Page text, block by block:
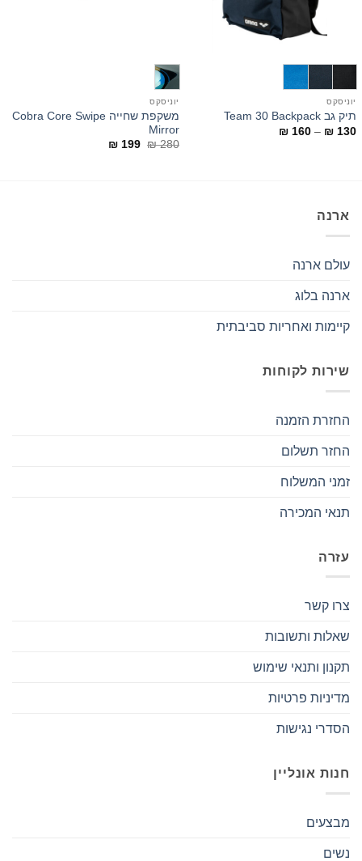
יוניסקס
תיק גב Team 30 Backpack
₪ 130
–
₪ 160
יוניסקס
משקפת שחייה Cobra Core Swipe
Mirror
₪280
המחיר
₪199
ארנה
עולם ארנה
ארנה בלוג
קיימות ואחריות סביבתית
שירות לקוחות
החזרת הזמנה
החזר תשלום
זמני המשלוח
תנאי המכירה
עזרה
צרו קשר
שאלות ותשובות
תקנון ותנאי שימוש
מדיניות פרטיות
הסדרי נגישות
חנות אונליין
מבצעים
נשים